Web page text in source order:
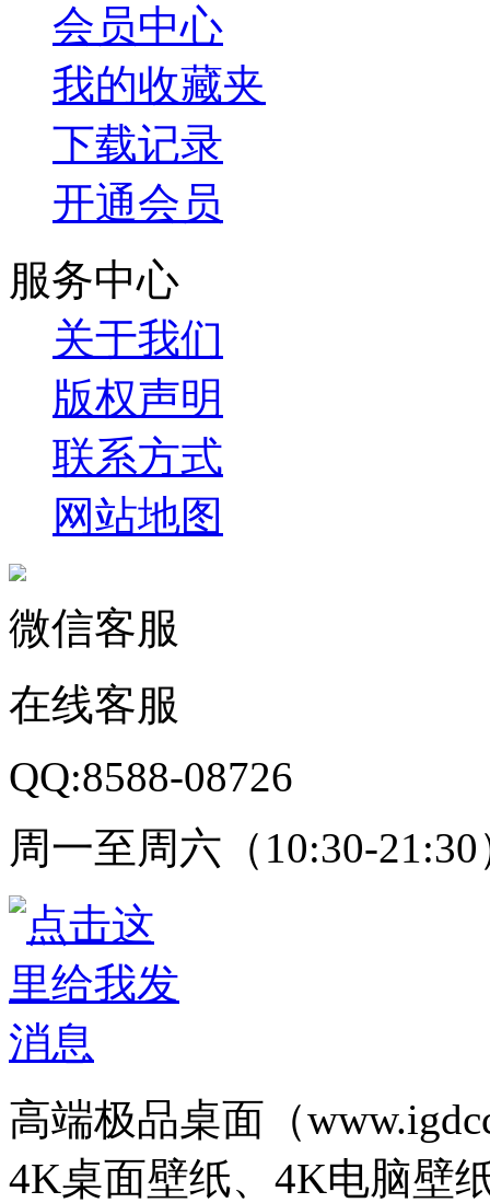
会员中心
我的收藏夹
下载记录
开通会员
服务中心
关于我们
版权声明
联系方式
网站地图
微信客服
在线客服
QQ:8588-08726
周一至周六（10:30-21:30
高端极品桌面（
4K桌面壁纸、4K电脑壁